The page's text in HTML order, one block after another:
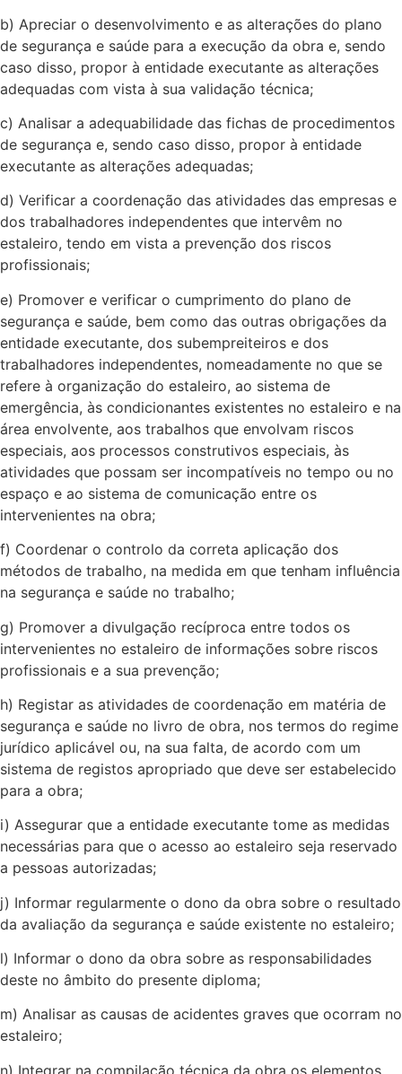
b) Apreciar o desenvolvimento e as alterações do plano
de segurança e saúde para a execução da obra e, sendo
caso disso, propor à entidade executante as alterações
adequadas com vista à sua validação técnica;
c) Analisar a adequabilidade das fichas de procedimentos
de segurança e, sendo caso disso, propor à entidade
executante as alterações adequadas;
d) Verificar a coordenação das atividades das empresas e
dos trabalhadores independentes que intervêm no
estaleiro, tendo em vista a prevenção dos riscos
profissionais;
e) Promover e verificar o cumprimento do plano de
segurança e saúde, bem como das outras obrigações da
entidade executante, dos subempreiteiros e dos
trabalhadores independentes, nomeadamente no que se
refere à organização do estaleiro, ao sistema de
emergência, às condicionantes existentes no estaleiro e na
área envolvente, aos trabalhos que envolvam riscos
especiais, aos processos construtivos especiais, às
atividades que possam ser incompatíveis no tempo ou no
espaço e ao sistema de comunicação entre os
intervenientes na obra;
f) Coordenar o controlo da correta aplicação dos
métodos de trabalho, na medida em que tenham influência
na segurança e saúde no trabalho;
g) Promover a divulgação recíproca entre todos os
intervenientes no estaleiro de informações sobre riscos
profissionais e a sua prevenção;
h) Registar as atividades de coordenação em matéria de
segurança e saúde no livro de obra, nos termos do regime
jurídico aplicável ou, na sua falta, de acordo com um
sistema de registos apropriado que deve ser estabelecido
para a obra;
i) Assegurar que a entidade executante tome as medidas
necessárias para que o acesso ao estaleiro seja reservado
a pessoas autorizadas;
j) Informar regularmente o dono da obra sobre o resultado
da avaliação da segurança e saúde existente no estaleiro;
l) Informar o dono da obra sobre as responsabilidades
deste no âmbito do presente diploma;
m) Analisar as causas de acidentes graves que ocorram no
estaleiro;
n) Integrar na compilação técnica da obra os elementos